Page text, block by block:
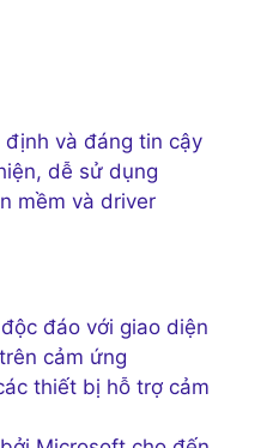
và đáng tin cậy
dễ sử dụng
mềm và driver
đáo với giao diện
cảm ứng
thiết bị hỗ trợ cảm